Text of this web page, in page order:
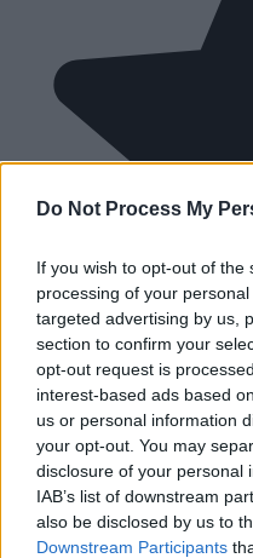
Do Not Process My
If you wish to opt-out of
processing of your
targeted advertising by us,
section to confirm your
opt-out request is
interest-based ads based
us or personal information
your opt-out. You may
disclosure of your personal
IAB’s list of downstream
also be disclosed by us to
Downstream Participants